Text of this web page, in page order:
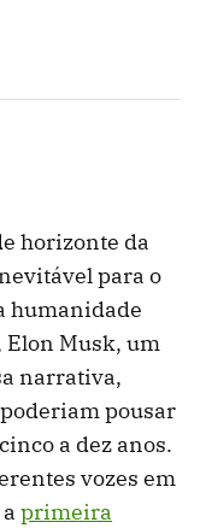
horizonte da
para o
humanidade
Elon Musk, um
narrativa,
pousar
a dez anos.
vozes em
primeira